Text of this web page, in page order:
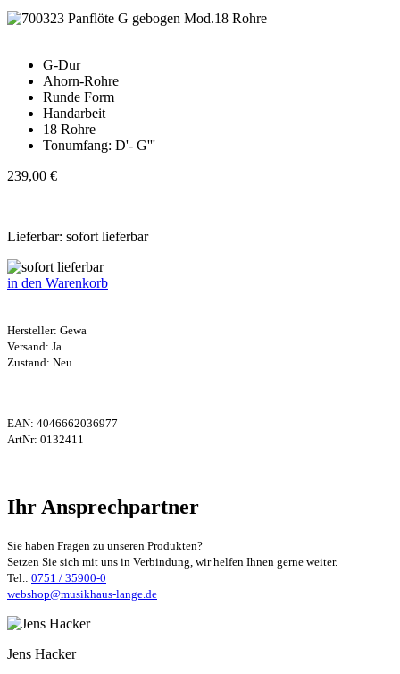
G-Dur
Ahorn-Rohre
Runde Form
Handarbeit
18 Rohre
Tonumfang: D'- G'''
239,00 €
Lieferbar: sofort lieferbar
in den Warenkorb
Hersteller: Gewa
Versand: Ja
Zustand: Neu
EAN: 4046662036977
ArtNr: 0132411
Ihr Ansprechpartner
Sie haben Fragen zu unseren Produkten?
Setzen Sie sich mit uns in Verbindung, wir helfen Ihnen gerne weiter.
Tel.: 0751 / 35900-0
webshop@musikhaus-lange.de
Jens Hacker